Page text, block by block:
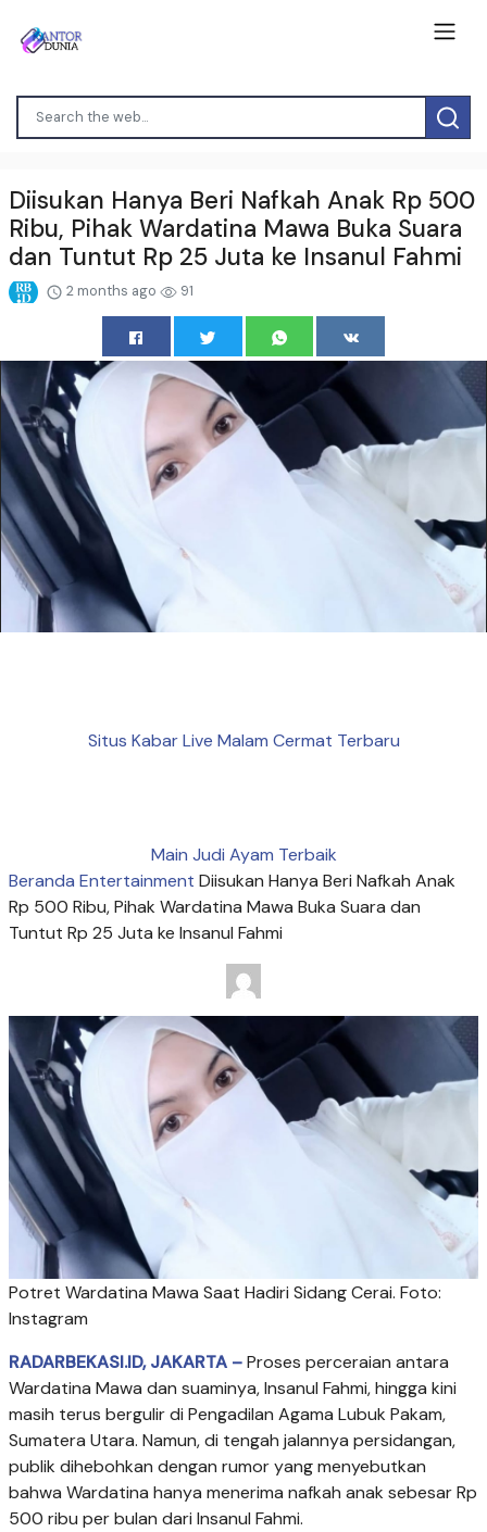
Diisukan Hanya Beri Nafkah Anak Rp 500
Ribu, Pihak Wardatina Mawa Buka Suara
dan Tuntut Rp 25 Juta ke Insanul Fahmi
2 months ago 91
Situs Kabar Live Malam Cermat Terbaru
Main Judi Ayam Terbaik
Beranda Entertainment Diisukan Hanya Beri Nafkah Anak
Rp 500 Ribu, Pihak Wardatina Mawa Buka Suara dan
Tuntut Rp 25 Juta ke Insanul Fahmi
Potret Wardatina Mawa Saat Hadiri Sidang Cerai. Foto:
Instagram
RADARBEKASI.ID, JAKARTA –Proses perceraian antara
Wardatina Mawa dan suaminya, Insanul Fahmi, hingga kini
masih terus bergulir di Pengadilan Agama Lubuk Pakam,
Sumatera Utara. Namun, di tengah jalannya persidangan,
publik dihebohkan dengan rumor yang menyebutkan
bahwa Wardatina hanya menerima nafkah anak sebesar Rp
500 ribu per bulan dari Insanul Fahmi.